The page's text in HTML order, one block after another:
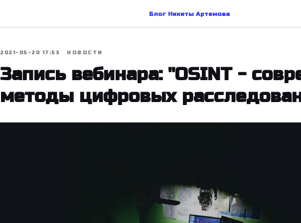
Блог Никиты Артемова
2021-05-20 17:53 НОВОСТИ
Запись вебинара: "OSINT -
методы цифровых